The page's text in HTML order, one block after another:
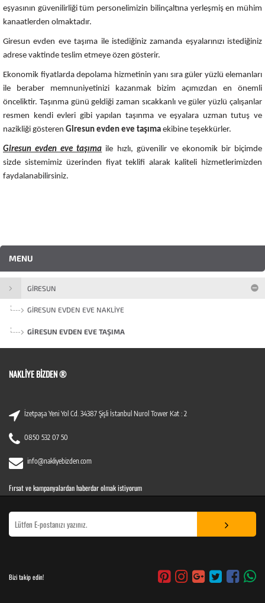
eşyasının güvenilirliği tüm personelimizin bilinçaltına yerleşmiş en mühim
kanaatlerden olmaktadır.
Giresun evden eve taşıma ile istediğiniz zamanda eşyalarınızı istediğiniz
adrese vaktinde teslim etmeye özen gösterir.
Ekonomik fiyatlarda depolama hizmetinin yanı sıra güler yüzlü elemanları
ile beraber memnuniyetinizi kazanmak bizim açımızdan en önemli
önceliktir. Taşınma günü geldiği zaman sıcakkanlı ve güler yüzlü çalışanlar
resmen kendi evleri gibi yapılan taşınma ve eşyalara uzman tutuş ve
nazikliği gösteren Giresun evden eve taşıma ekibine teşekkürler.
Giresun evden eve taşıma ile hızlı, güvenilir ve ekonomik bir biçimde
sizde sistemimiz üzerinden fiyat teklifi alarak kaliteli hizmetlerimizden
faydalanabilirsiniz.
MENU
GIRESUN
GIRESUN EVDEN EVE NAKLIYE
GIRESUN EVDEN EVE TAŞIMA
NAKLIYE BIZDEN ®
İzetpaşa Yeni Yol Cd. 34387 Şişli İstanbul Nurol Tower Kat : 2
0850 532 07 50
info@nakliyebizden.com
Fırsat ve kampanyalardan haberdar olmak istiyorum
Bizi takip edin!